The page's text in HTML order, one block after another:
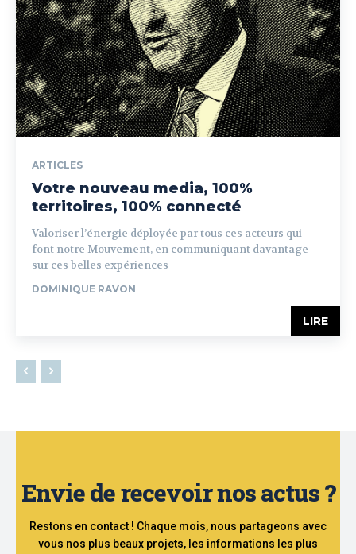
ARTICLES
Votre nouveau media, 100%
territoires, 100% connecté
Valoriser l’énergie déployée par tous ces acteurs qui
font notre Mouvement, en communiquant davantage
sur ces belles expériences
DOMINIQUE RAVON
LIRE
Envie de recevoir nos actus ?
Restons en contact ! Chaque mois, nous partageons avec
vous nos plus beaux projets, les informations les plus